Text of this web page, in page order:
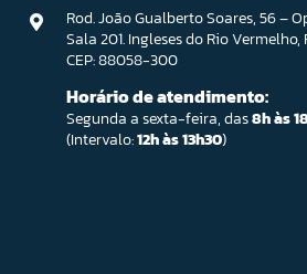
Rod. João Gualberto Soares, 56 –
Sala 201. Ingleses do Rio
CEP: 88058-300
Horário de atendimento:
Segunda a sexta-feira, das8h às
(Intervalo:12h às 13h30)